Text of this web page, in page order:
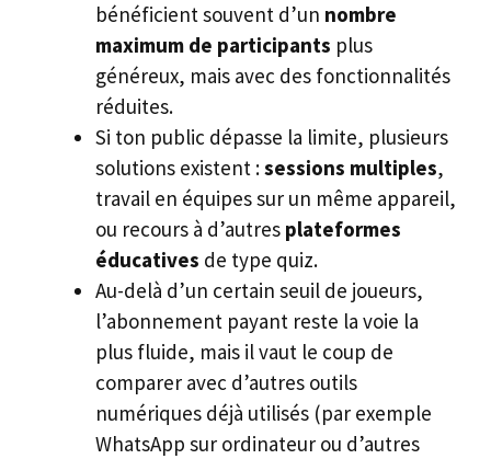
bénéficient souvent d’un nombre
maximum de participants plus
généreux, mais avec des fonctionnalités
réduites.
Si ton public dépasse la limite, plusieurs
solutions existent :sessions multiples,
travail en équipes sur un même appareil,
ou recours à d’autres plateformes
éducatives de type quiz.
Au-delà d’un certain seuil de joueurs,
l’abonnement payant reste la voie la
plus fluide, mais il vaut le coup de
comparer avec d’autres outils
numériques déjà utilisés (par exemple
WhatsApp sur ordinateur ou d’autres